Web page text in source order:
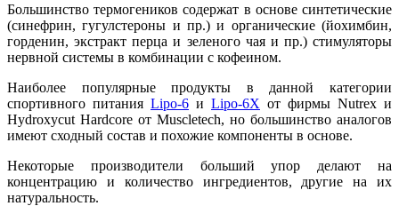
Большинство термогеников содержат в основе синтетические
(синефрин, гугулстероны и пр.) и органические (йохимбин,
горденин, экстракт перца и зеленого чая и пр.) стимуляторы
нервной системы в комбинации с кофеином.
Наиболее популярные продукты в данной категории
спортивного питания Lipo-6 и Lipo-6X от фирмы Nutrex и
Hydroxycut Hardcore от Muscletech, но большинство аналогов
имеют сходный состав и похожие компоненты в основе.
Некоторые производители больший упор делают на
концентрацию и количество ингредиентов, другие на их
натуральность.